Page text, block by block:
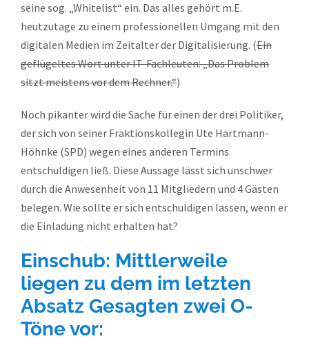
seine sog. „Whitelist“ ein. Das alles gehört m.E.
heutzutage zu einem professionellen Umgang mit den
digitalen Medien im Zeitalter der Digitalisierung. (Ein
geflügeltes Wort unter IT-Fachleuten: „Das Problem
sitzt meistens vor dem Rechner.“)
Noch pikanter wird die Sache für einen der drei Politiker,
der sich von seiner Fraktionskollegin Ute Hartmann-
Höhnke (SPD) wegen eines anderen Termins
entschuldigen ließ. Diese Aussage lässt sich unschwer
durch die Anwesenheit von 11 Mitgliedern und 4 Gästen
belegen. Wie sollte er sich entschuldigen lassen, wenn er
die Einladung nicht erhalten hat?
Einschub: Mittlerweile
liegen zu dem im letzten
Absatz Gesagten zwei O-
Töne vor: